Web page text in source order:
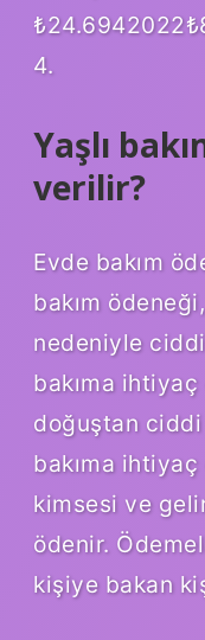
4.
Yaşlı
verilir?
Evde bakım
bakım
nedeniyle
bakıma
doğuştan
bakıma
kimsesi ve
ödenir.
kişiye bakan